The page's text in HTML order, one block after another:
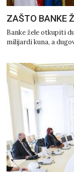
ZAŠTO BANKE
Banke žele otkupiti
milijardi kuna, a